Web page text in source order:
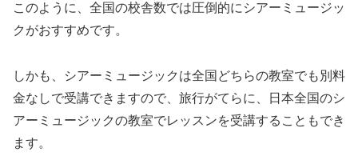
このように、全国の校舎数では圧倒的にシアーミュージッ
クがおすすめです。
しかも、シアーミュージックは全国どちらの教室でも別料
金なしで受講できますので、旅行がてらに、日本全国のシ
アーミュージックの教室でレッスンを受講することもでき
ます。